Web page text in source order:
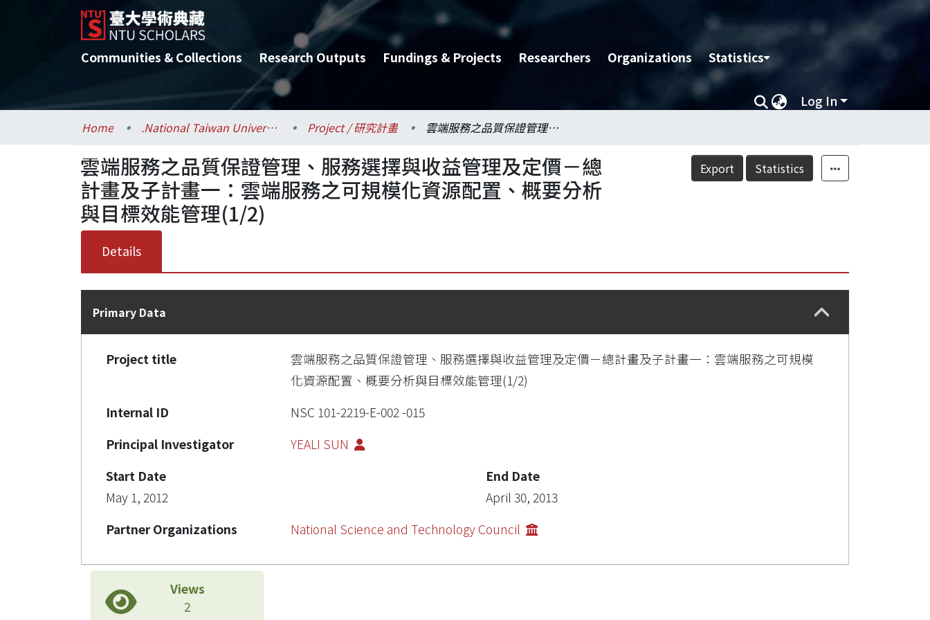
Communities & Collections Research Outputs Fundings & Projects Researchers Organizations Statistics
Log In
Home .National Taiwan University / 國立臺灣大學 Project / 研究計畫 雲端服務之品質保證管理、服務選擇與收益管理及定價－總計畫及子計畫一：雲端服務之可規模化資源配置、概要分析與目標效能管理(1/2)
Export Statistics
雲端服務之品質保證管理、服務選擇與收益管理及定價－總
計畫及子計畫一：雲端服務之可規模化資源配置、概要分析
與目標效能管理(1/2)
Details
Primary Data
Project title
雲端服務之品質保證管理、服務選擇與收益管理及定價－總計畫及子計畫一：雲端服務之可規模
化資源配置、概要分析與目標效能管理(1/2)
Internal ID
NSC 101-2219-E-002 -015
Principal Investigator
YEALI SUN
Start Date
May 1, 2012
End Date
April 30, 2013
Partner Organizations
National Science and Technology Council
Views
2